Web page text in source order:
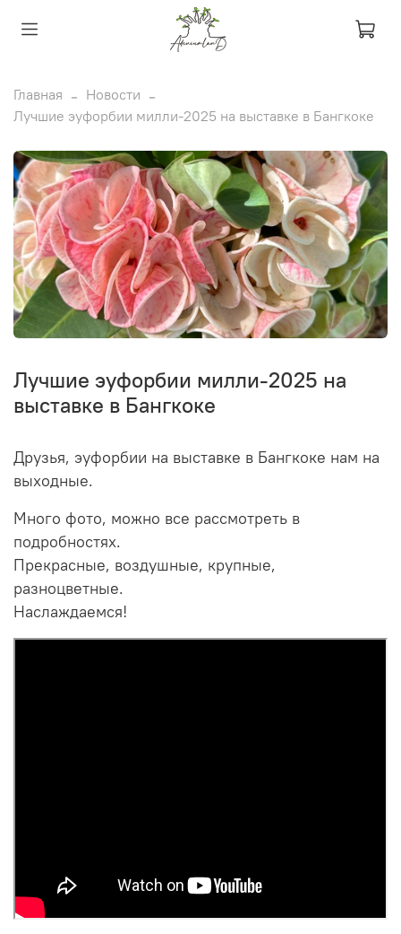
Главная
Новости
Лучшие эуфорбии милли-2025 на выставке в Бангкоке
Лучшие эуфорбии милли-2025 на
выставке в Бангкоке
Друзья, эуфорбии на выставке в Бангкоке нам на
выходные.
Много фото, можно все рассмотреть в
подробностях.
Прекрасные, воздушные, крупные,
разноцветные.
Наслаждаемся!